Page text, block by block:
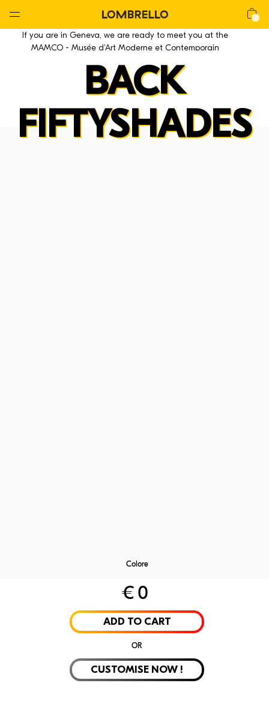
Nav
Open
Menu
Lombrello
If you are in Geneva, we are ready to meet you at the
MAMCO - Musée d'Art Moderne et Contemporain
BACK
FIFTYSHADES
La CHAIR
La Chair
Velvet
Colore
€0
ADD TO CART
OR
CUSTOMISE NOW !